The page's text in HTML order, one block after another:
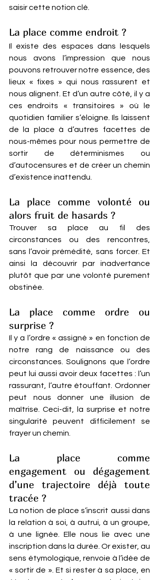
saisir cette notion clé.
La place comme endroit ?
Il existe des espaces dans lesquels
nous avons l’impression que nous
pouvons retrouver notre essence, des
lieux « fixes » qui nous rassurent et
nous alignent. Et d’un autre côté, il y a
ces endroits « transitoires » où le
quotidien familier s’éloigne. Ils laissent
de la place à d’autres facettes de
nous-mêmes pour nous permettre de
sortir de déterminismes ou
d’autocensures et de créer un chemin
d’existence inattendu.
La place comme volonté ou
alors fruit de hasards ?
Trouver sa place au fil des
circonstances ou des rencontres,
sans l’avoir prémédité, sans forcer. Et
ainsi la découvrir par inadvertance
plutôt que par une volonté purement
obstinée.
La place comme ordre ou
surprise ?
Il y a l’ordre « assigné » en fonction de
notre rang de naissance ou des
circonstances. Soulignons que l’ordre
peut lui aussi avoir deux facettes : l’un
rassurant, l’autre étouffant. Ordonner
peut nous donner une illusion de
maîtrise. Ceci-dit, la surprise et notre
singularité peuvent difficilement se
frayer un chemin.
La place comme
engagement ou dégagement
d’une trajectoire déjà toute
tracée ?
La notion de place s’inscrit aussi dans
la relation à soi, à autrui, à un groupe,
à une lignée. Elle nous lie avec une
inscription dans la durée. Or exister, au
sens étymologique, renvoie à l’idée de
« sortir de ». Et si rester à sa place, en